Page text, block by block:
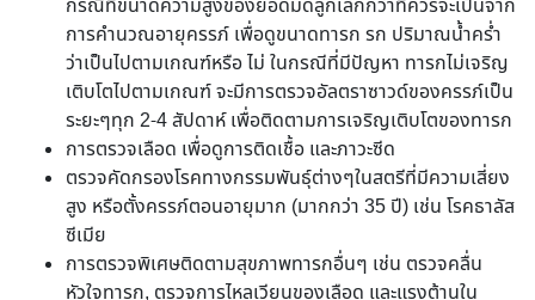
กรณีที่ขนาดความสูงของยอดมดลูกเล็กกว่าที่ควรจะเป็นจาก
การคำนวณอายุครรภ์ เพื่อดูขนาดทารก รก ปริมาณน้ำคร่ำ
ว่าเป็นไปตามเกณฑ์หรือ ไม่ ในกรณีที่มีปัญหา ทารกไม่เจริญ
เติบโตไปตามเกณฑ์ จะมีการตรวจอัลตราซาวด์ของครรภ์เป็น
ระยะๆทุก 2-4 สัปดาห์ เพื่อติดตามการเจริญเติบโตของทารก
การตรวจเลือด เพื่อดูการติดเชื้อ และภาวะซีด
ตรวจคัดกรองโรคทางกรรมพันธุ์ต่างๆในสตรีที่มีความเสี่ยง
สูง หรือตั้งครรภ์ตอนอายุมาก (มากกว่า 35 ปี) เช่น โรคธาลัส
ซีเมีย
การตรวจพิเศษติดตามสุขภาพทารกอื่นๆ เช่น ตรวจคลื่น
หัวใจทารก, ตรวจการไหลเวียนของเลือด และแรงต้านใน